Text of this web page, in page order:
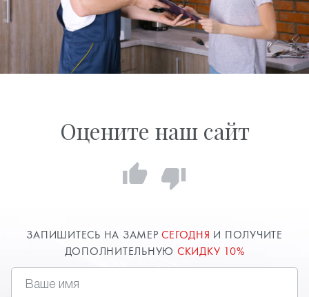
Оцените наш сайт
ЗАПИШИТЕСЬ НА ЗАМЕРСЕГОДНЯ И ПОЛУЧИТЕ
ДОПОЛНИТЕЛЬНУЮ СКИДКУ 10%